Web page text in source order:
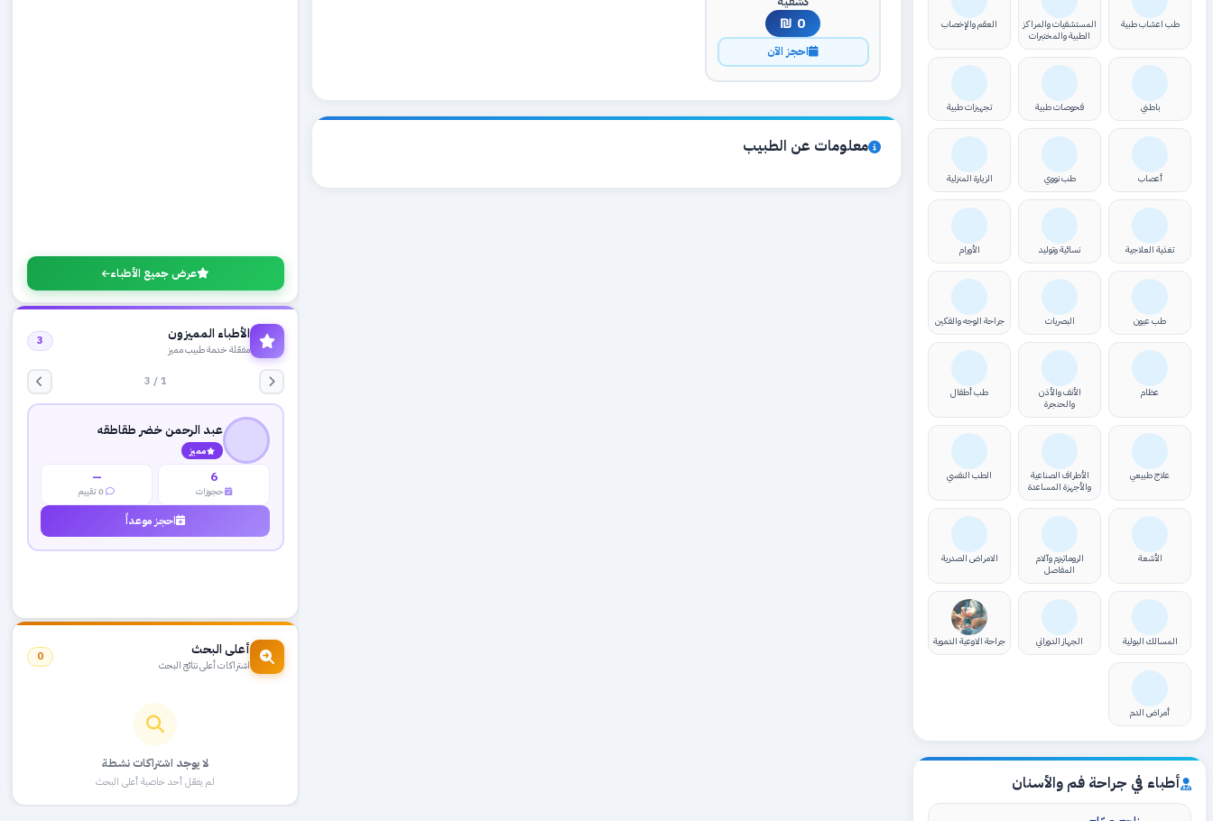
طب اعشاب طبية
المستشفيات والمراكز
الطبية والمختبرات
العقم والإخصاب
باطني فحوصات طبية تجهيزات طبية
أعصاب طب نووي الزيارة المنزلية
تغذية العلاجية نسائية وتوليد الأورام
طب عيون البصريات جراحة الوجه والفكين
عظام
الأنف والأذن
والحنجرة
طب أطفال
علاج طبيعي
الأطراف الصناعية
والأجهزة المساعدة
الطب النفسي
الأشعة
الروماتيزم وآلام
المفاصل
الامراض الصدرية
المسالك البولية الجهاز الدوراني جراحة الاوعية الدموية
أمراض الدم
أطباء في جراحة فم والأسنان
0 ₪
احجز الآن
معلومات عن الطبيب
عرض جميع الأطباء
الأطباء المميزون
مفعّلة خدمة طبيب مميز
3
1 / 3
عبد الرحمن خضر طقاطقه
مميز
6
حجوزات
—
احجز موعداً
أعلى البحث
اشتراكات أعلى نتائج البحث
0
لا يوجد اشتراكات نشطة
لم يفعّل أحد خاصية أعلى البحث